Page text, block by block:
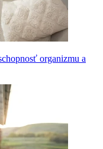
organizmu a